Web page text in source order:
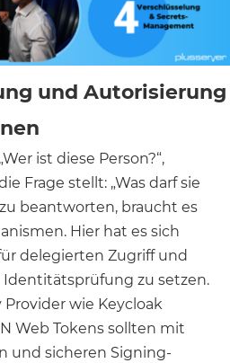
und Autorisierung
ist diese Person?“,
Frage stellt: „Was darf sie
beantworten, braucht es
Hier hat es sich
delegierten Zugriff und
zu setzen.
wie Keycloak
Web Tokens sollten mit
und sicheren Signing-